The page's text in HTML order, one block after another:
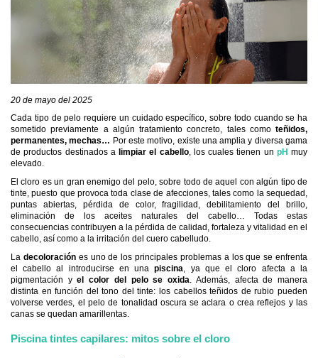
20 de mayo del 2025
Cada tipo de pelo requiere un cuidado específico, sobre todo cuando se ha
sometido previamente a algún tratamiento concreto, tales como teñidos,
permanentes, mechas… Por este motivo, existe una amplia y diversa gama
de productos destinados a limpiar el cabello, los cuales tienen un pH muy
elevado.
El cloro es un gran enemigo del pelo, sobre todo de aquel con algún tipo de
tinte, puesto que provoca toda clase de afecciones, tales como la sequedad,
puntas abiertas, pérdida de color, fragilidad, debilitamiento del brillo,
eliminación de los aceites naturales del cabello… Todas estas
consecuencias contribuyen a la pérdida de calidad, fortaleza y vitalidad en el
cabello, así como a la irritación del cuero cabelludo.
La decoloraciónes uno de los principales problemas a los que se enfrenta
el cabello al introducirse en unapiscina , ya que el cloro afecta a la
pigmentación yel color del pelo se oxida . Además, afecta de manera
distinta en función del tono del tinte: los cabellos teñidos de rubio pueden
volverse verdes, el pelo de tonalidad oscura se aclara o crea reflejos y las
canas se quedan amarillentas.
Piscina tintes capilares: mitos sobre el cloro